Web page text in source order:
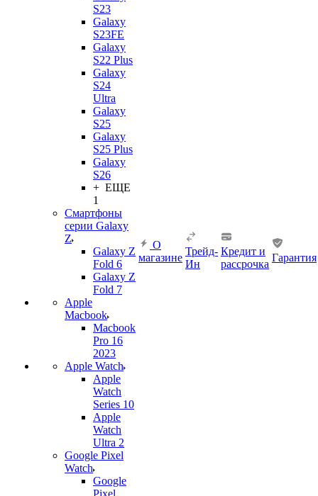
S23
Galaxy
S23FE
Galaxy
S22 Plus
Galaxy
S24
Ultra
Galaxy
S25
Galaxy
S25 Plus
Galaxy
S26
+ ЕЩЕ
1
Смартфоны
серии Galaxy
Z
Galaxy Z
Fold 6
Galaxy Z
Fold 7
Apple
Macbook
Macbook
Pro 16
2023
Apple Watch
Apple
Watch
Series 10
Apple
Watch
Ultra 2
Google Pixel
Watch
Google
Pixel
О
магазине
Трейд-
Ин
Кредит и
рассрочка
Гарантия